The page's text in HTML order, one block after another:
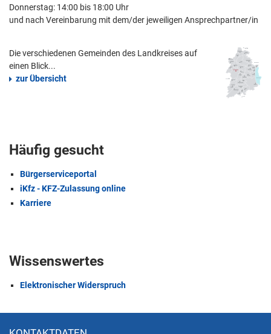
Donnerstag: 14:00 bis 18:00 Uhr
und nach Vereinbarung mit dem/der jeweiligen Ansprechpartner/in
Die verschiedenen Gemeinden des Landkreises auf
einen Blick...
zur Übersicht
Häufig gesucht
Bürgerserviceportal
iKfz - KFZ-Zulassung online
Karriere
Wissenswertes
Elektronischer Widerspruch